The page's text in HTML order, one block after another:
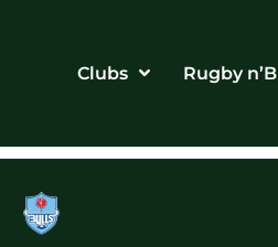
Clubs Rugby n’B